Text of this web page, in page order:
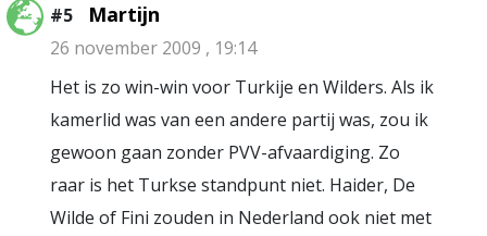
#5 Martijn
26 november 2009 , 19:14
Het is zo win-win voor Turkije en Wilders. Als ik
kamerlid was van een andere partij was, zou ik
gewoon gaan zonder PVV-afvaardiging. Zo
raar is het Turkse standpunt niet. Haider, De
Wilde of Fini zouden in Nederland ook niet met